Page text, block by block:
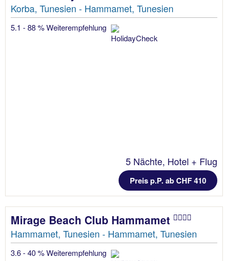
Korba, Tunesien - Hammamet, Tunesien
5.1 - 88 % Weiterempfehlung
5 Nächte, Hotel + Flug
Preis p.P. ab CHF 410
Mirage Beach Club Hammamet
Hammamet, Tunesien - Hammamet, Tunesien
3.6 - 40 % Weiterempfehlung